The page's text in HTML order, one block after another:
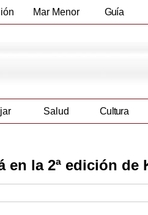
Mar Menor Guía
Salud Cultura
la 2ª edición de